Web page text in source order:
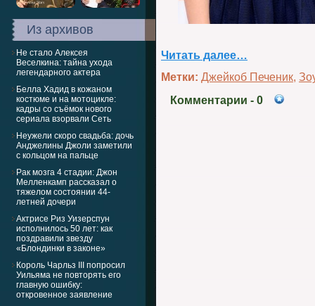
Из архивов
Не стало Алексея
Веселкина: тайна ухода
легендарного актера
Белла Хадид в кожаном
костюме и на мотоцикле:
кадры со съёмок нового
сериала взорвали Сеть
Неужели скоро свадьба: дочь
Анджелины Джоли заметили
с кольцом на пальце
Рак мозга 4 стадии: Джон
Мелленкамп рассказал о
тяжелом состоянии 44-
летней дочери
Актрисе Риз Уизерспун
исполнилось 50 лет: как
поздравили звезду
«Блондинки в законе»
Король Чарльз III попросил
Уильяма не повторять его
главную ошибку:
откровенное заявление
Читать далее…
Метки: Джейкоб Печеник,
Комментарии - 0